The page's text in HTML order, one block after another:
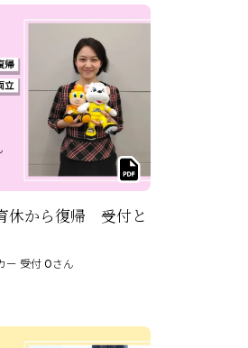
休から復帰 受付と
ー 受付 Oさん